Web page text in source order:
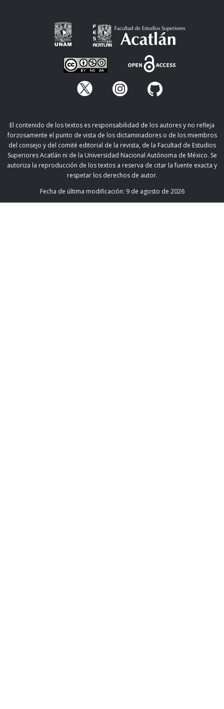
El contenido de los textos es responsabilidad de los autores y no refleja
forzosamente el punto de vista de los dictaminadores o de los miembros
del consejo y del comité editorial de la revista, de la Facultad de Estudios
Superiores Acatlán ni de la Universidad Nacional Autónoma de México. Se
autoriza la reproducción de los textos a reserva de citar la fuente exacta y
respetar los derechos de autor.
Fecha de última modificación: 9 de agosto de 2026